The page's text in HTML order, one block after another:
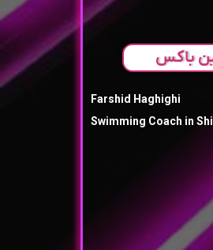
باکس
Farshid Haghighi
Swimming Coach in